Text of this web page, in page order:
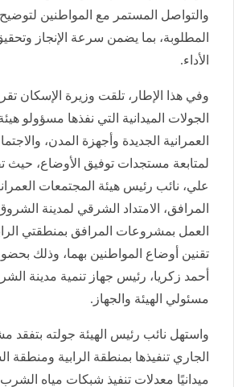
والتواصل المستمر مع المواطنين لتوضيح
المطلوبة، بما يضمن سرعة الإنجاز
الأداء.
وفي هذا الإطار، تلقت وزيرة الإسكان
الجولات الميدانية التي نفذها مسؤولو
العمرانية الجديدة وأجهزة المدن،
لمتابعة مستجدات توفيق الأوضاع، حيث
علي، نائب رئيس هيئة المجتمعات
المرافق، الامتداد الشرقي لمدينة
العمل بمشروعات المرافق بمنطقتي
تقنين أوضاع المواطنين بهما، وذلك
أحمد زكريا، رئيس جهاز تنمية مدينة
مسئولي الهيئة والجهاز.
واستهل نائب رئيس الهيئة جولته بتفقد
الجاري تنفيذها بمنطقة الرابية ومنطقة
ميدانيًا معدلات تنفيذ شبكات مياه